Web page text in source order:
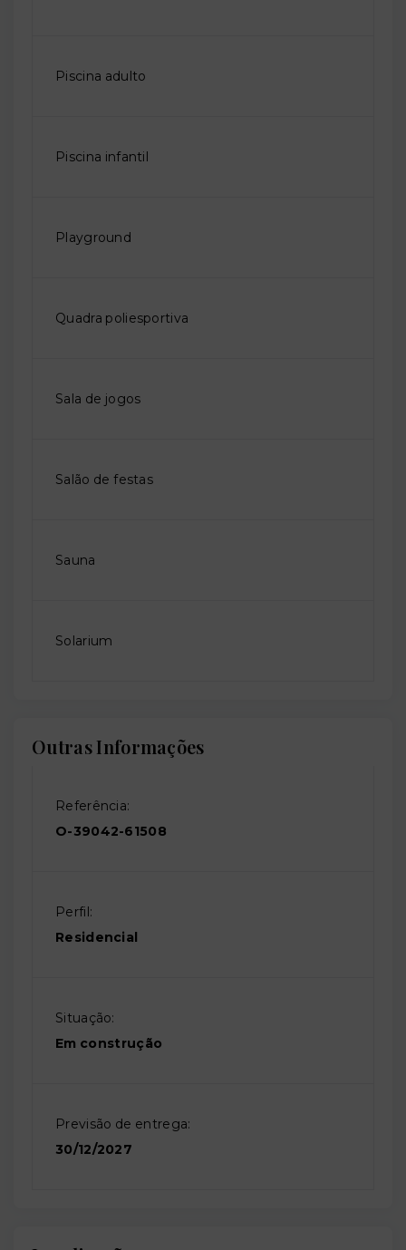
Piscina adulto
Piscina infantil
Playground
Quadra poliesportiva
Sala de jogos
Salão de festas
Sauna
Solarium
Outras Informações
Referência:
O-39042-61508
Perfil:
Residencial
Situação:
Em construção
Previsão de entrega:
30/12/2027